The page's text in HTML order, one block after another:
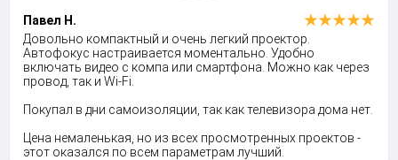
Павел Н.
Довольно компактный и очень легкий проектор.
Автофокус настраивается моментально. Удобно
включать видео с компа или смартфона. Можно как через
провод, так и Wi-Fi.
Покупал в дни самоизоляции, так как телевизора дома нет.
Цена немаленькая, но из всех просмотренных проектов -
этот оказался по всем параметрам лучший.